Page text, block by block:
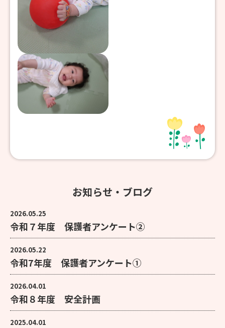
お知らせ・ブログ
2026.05.25
令和７年度 保護者アンケート②
2026.05.22
令和7年度 保護者アンケート①
2026.04.01
令和８年度 安全計画
2025.04.01